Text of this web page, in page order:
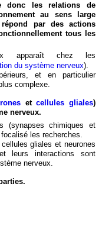
donc les relations de
au sens large
par des actions
tous les
apparaît chez les
du système nerveux).
et en particulier
complexe.
etcellules gliales)
nerveux.
(synapses chimiques et
les recherches.
gliales et neurones
leurs interactions sont
nerveux.